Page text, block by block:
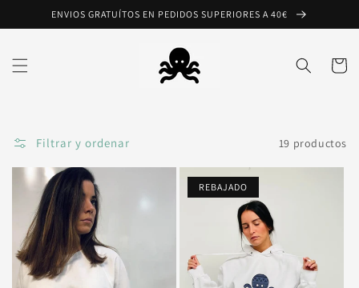
directamente
al contenido
ENVIOS GRATUÍTOS EN PEDIDOS SUPERIORES A 40€
Carrito
Filtrar y ordenar 19 productos
REBAJADO